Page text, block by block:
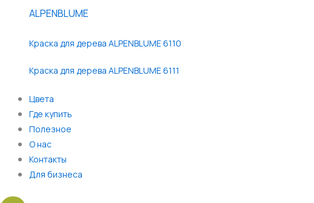
ALPENBLUME
Краска для дерева ALPENBLUME 6110
Краска для дерева ALPENBLUME 6111
Цвета
Где купить
Полезное
О нас
Контакты
Для бизнеса